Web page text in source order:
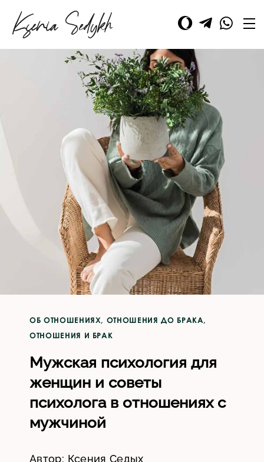
ОБ ОТНОШЕНИЯХ, ОТНОШЕНИЯ ДО БРАКА,
ОТНОШЕНИЯ И БРАК
Мужская психология для
женщин и советы
психолога в отношениях с
мужчиной
Автор: Ксения Седых